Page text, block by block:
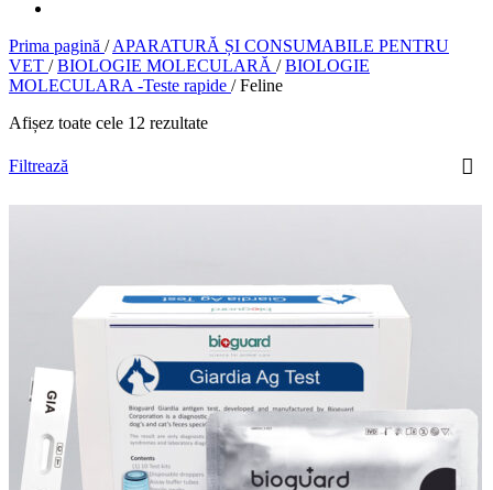
Prima pagină / APARATURĂ ȘI CONSUMABILE PENTRU
VET / BIOLOGIE MOLECULARĂ / BIOLOGIE
MOLECULARA -Teste rapide / Feline
Afișez toate cele 12 rezultate
Filtrează